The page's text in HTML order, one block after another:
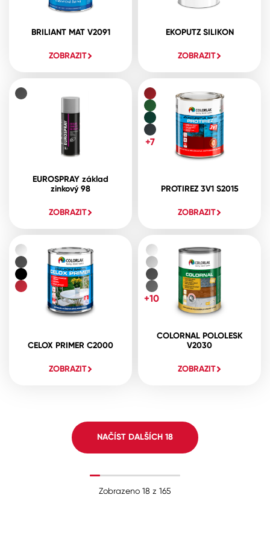
BRILIANT MAT V2091
ZOBRAZIT
EKOPUTZ SILIKON
ZOBRAZIT
EUROSPRAY základ
zinkový 98
ZOBRAZIT
PROTIREZ 3V1 S2015
ZOBRAZIT
+7
CELOX PRIMER C2000
ZOBRAZIT
COLORNAL POLOLESK
V2030
ZOBRAZIT
+10
NAČÍST DALŠÍCH 18
Zobrazeno 18 z 165